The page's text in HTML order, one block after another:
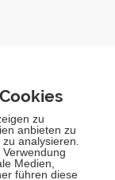
aus Messing mit
von 20
sind für eine
Abstandhalter